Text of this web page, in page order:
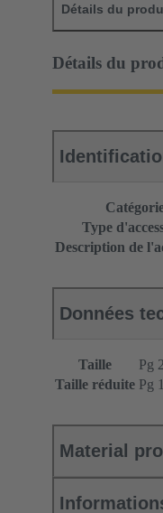
Détails du
Détails du
Type
Description de
Données
Taille
Pg
Taille réduite Pg
Material